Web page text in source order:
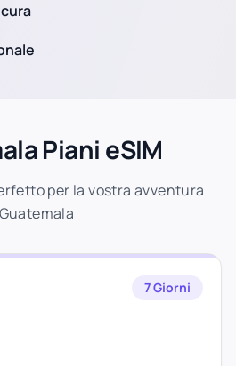
Piani eSIM
per la vostra avventura
Guatemala
7 Giorni